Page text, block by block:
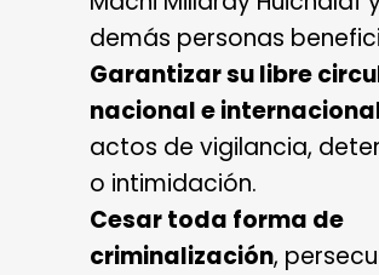
demás personas
Garantizar su libre
nacional e
actos de vigilancia,
o intimidación.
Cesar toda forma de
criminalización,